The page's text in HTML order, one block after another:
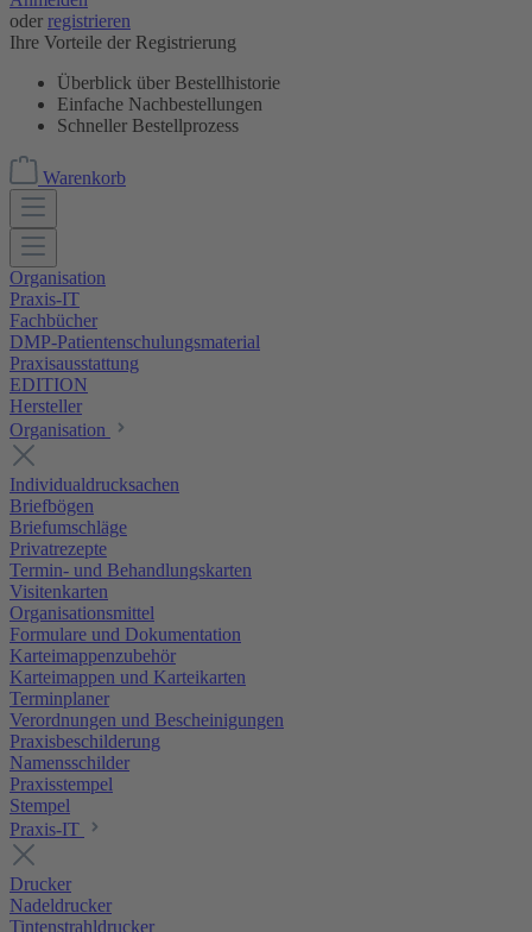
oder registrieren
Ihre Vorteile der Registrierung
Überblick über Bestellhistorie
Einfache Nachbestellungen
Schneller Bestellprozess
Warenkorb
Organisation
Praxis-IT
Fachbücher
DMP-Patientenschulungsmaterial
Praxisausstattung
EDITION
Hersteller
Organisation
Individualdrucksachen
Briefbögen
Briefumschläge
Privatrezepte
Termin- und Behandlungskarten
Visitenkarten
Organisationsmittel
Formulare und Dokumentation
Karteimappenzubehör
Karteimappen und Karteikarten
Terminplaner
Verordnungen und Bescheinigungen
Praxisbeschilderung
Namensschilder
Praxisstempel
Stempel
Praxis-IT
Drucker
Nadeldrucker
Tintenstrahldrucker